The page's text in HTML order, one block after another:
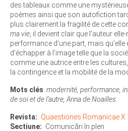
des tableaux comme une
poèmes ainsi que son autofiction
plus clairement la fragilité de cette
ma vie , il devient clair que l’auteur
performance d’une part, mais
d’échapper à l’image telle que la
comme une autrice entre les
la contingence et la mobilité de la
Mots clés: modernité, performance,
de soi et de l’autre, Anna de Noailles.
Revista
Quaestiones Romanicae X
Sectiune
Comunicări în plen